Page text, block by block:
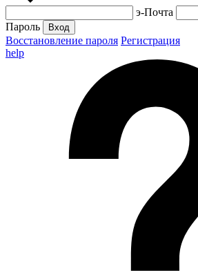
э-Почта
Пароль
Вход
Восстановление пароля Регистрация
help